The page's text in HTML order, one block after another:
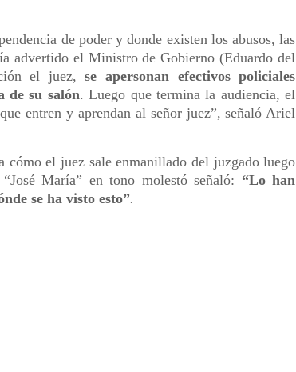
de poder y donde existen los abusos, las
advertido el Ministro de Gobierno (Eduardo del
el juez,se apersonan efectivos policiales
de su salón. Luego que termina la audiencia, el
entren y aprendan al señor juez”, señaló Ariel
cómo el juez sale enmanillado del juzgado luego
María” en tono molestó señaló: “Lo han
se ha visto esto”.